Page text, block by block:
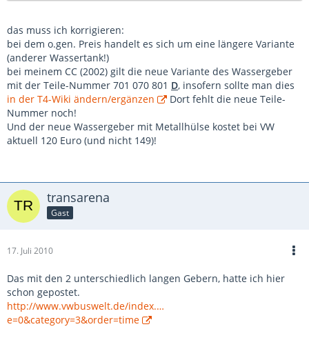
das muss ich korrigieren:
bei dem o.gen. Preis handelt es sich um eine längere Variante
(anderer Wassertank!)
bei meinem CC (2002) gilt die neue Variante des Wassergeber
mit der Teile-Nummer 701 070 801 D, insofern sollte man dies
in der T4-Wiki ändern/ergänzen
Dort fehlt die neue Teile-
Nummer noch!
Und der neue Wassergeber mit Metallhülse kostet bei VW
aktuell 120 Euro (und nicht 149)!
transarena
Gast
17. Juli 2010
Das mit den 2 unterschiedlich langen Gebern, hatte ich hier
schon gepostet.
http://www.vwbuswelt.de/index.…
e=0&category=3&order=time